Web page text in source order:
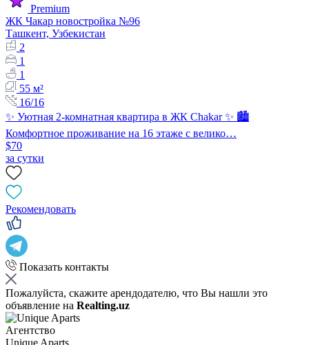
Premium
ЖК Чакар новостройка №96
Ташкент, Узбекистан
2
1
1
55 м²
16/16
✨ Уютная 2-комнатная квартира в ЖК Chakar ✨ 🏙️
Комфортное проживание на 16 этаже с велико…
$70
за сутки
Рекомендовать
Показать контакты
Пожалуйста, скажите арендодателю, что Вы нашли это
объявление на Realting.uz
Агентство